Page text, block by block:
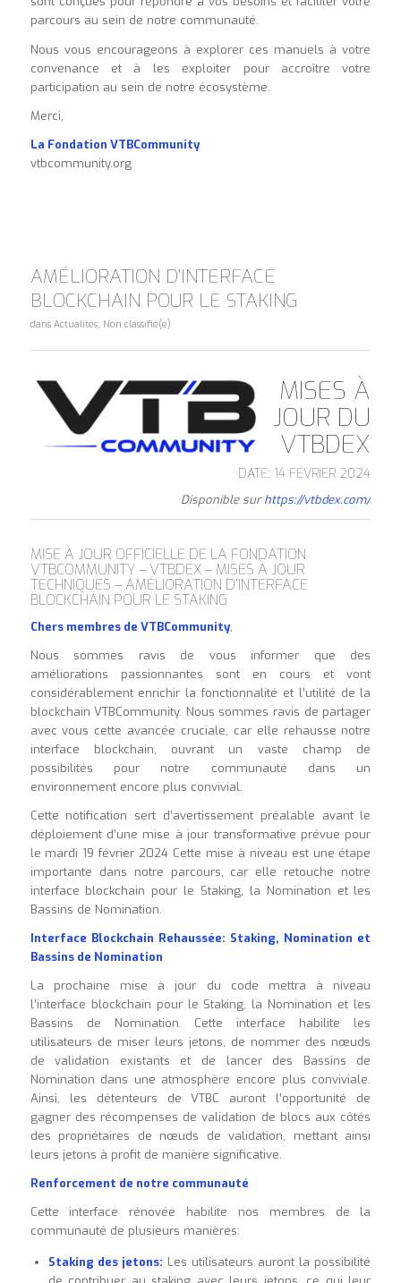
parcours au sein de notre communauté.
Nous vous encourageons à explorer ces manuels à votre
convenance et à les exploiter pour accroître votre
participation au sein de notre écosystème.
Merci,
La Fondation VTBCommunity
vtbcommunity.org
AMÉLIORATION D’INTERFACE
BLOCKCHAIN POUR LE STAKING
dans Actualités, Non classifié(e)
MISES À
JOUR DU
VTBDEX
DATE: 14 FÉVRIER 2024
Disponible surhttps://vtbdex.com/
MISE À JOUR OFFICIELLE DE LA FONDATION
VTBCOMMUNITY – VTBDEX – MISES À JOUR
TECHNIQUES – AMÉLIORATION D’INTERFACE
BLOCKCHAIN POUR LE STAKING
Chers membres de VTBCommunity,
Nous sommes ravis de vous informer que des
améliorations passionnantes sont en cours et vont
considérablement enrichir la fonctionnalité et l’utilité de la
blockchain VTBCommunity. Nous sommes ravis de partager
avec vous cette avancée cruciale, car elle rehausse notre
interface blockchain, ouvrant un vaste champ de
possibilités pour notre communauté dans un
environnement encore plus convivial.
Cette notification sert d’avertissement préalable avant le
déploiement d’une mise à jour transformative prévue pour
le mardi 19 février 2024 Cette mise à niveau est une étape
importante dans notre parcours, car elle retouche notre
interface blockchain pour le Staking, la Nomination et les
Bassins de Nomination.
Interface Blockchain Rehaussée: Staking, Nomination et
Bassins de Nomination
La prochaine mise à jour du code mettra à niveau
l’interface blockchain pour le Staking, la Nomination et les
Bassins de Nomination. Cette interface habilite les
utilisateurs de miser leurs jetons, de nommer des nœuds
de validation existants et de lancer des Bassins de
Nomination dans une atmosphère encore plus conviviale.
Ainsi, les détenteurs de VTBC auront l’opportunité de
gagner des récompenses de validation de blocs aux côtés
des propriétaires de nœuds de validation, mettant ainsi
leurs jetons à profit de manière significative.
Renforcement de notre communauté
Cette interface rénovée habilite nos membres de la
communauté de plusieurs manières:
Staking des jetons: Les utilisateurs auront la possibilité